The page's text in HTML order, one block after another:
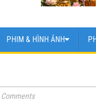
PHIM & HÌNH ẢNH
Comments